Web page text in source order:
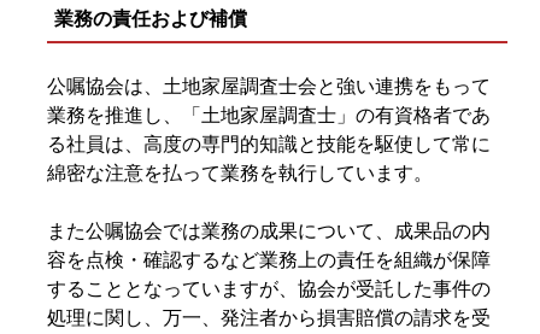
業務の責任および補償
公嘱協会は、土地家屋調査士会と強い連携をもって
業務を推進し、「土地家屋調査士」の有資格者であ
る社員は、高度の専門的知識と技能を駆使して常に
綿密な注意を払って業務を執行しています。
また公嘱協会では業務の成果について、成果品の内
容を点検・確認するなど業務上の責任を組織が保障
することとなっていますが、協会が受託した事件の
処理に関し、万一、発注者から損害賠償の請求を受